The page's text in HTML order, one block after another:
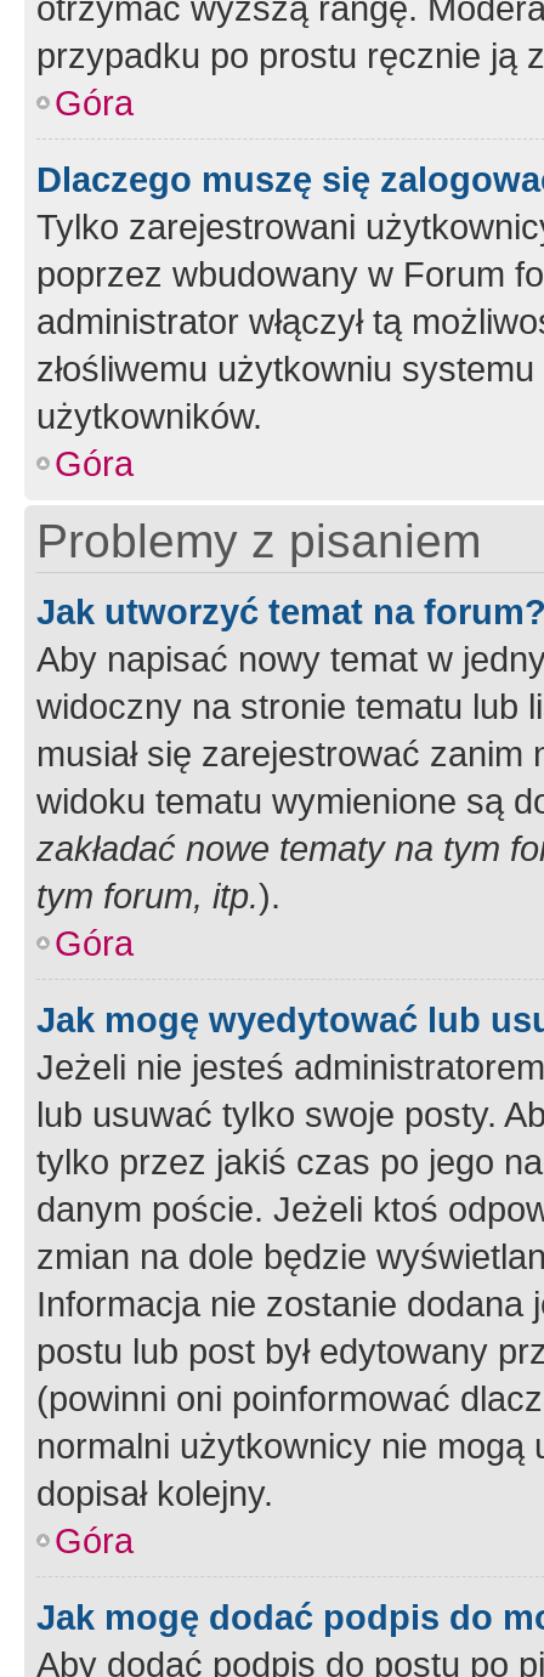
przypadku po prostu ręcznie ją
Góra
Dlaczego muszę się
Tylko zarejestrowani
poprzez wbudowany w Forum
administrator włączył tą
złośliwemu użytkowniu
użytkowników.
Góra
Problemy z pisaniem
Jak utworzyć temat na
Aby napisać nowy temat w
widoczny na stronie tematu lub
musiał się zarejestrować
widoku tematu wymienione są
zakładać nowe tematy na tym
tym forum, itp.).
Góra
Jak mogę wyedytować lub
Jeżeli nie jesteś
lub usuwać tylko swoje posty.
tylko przez jakiś czas po jego
danym poście. Jeżeli ktoś
zmian na dole będzie
Informacja nie zostanie dodana
postu lub post był edytowany
(powinni oni poinformować
normalni użytkownicy nie
dopisał kolejny.
Góra
Jak mogę dodać podpis do
Aby dodać podpis do postu po